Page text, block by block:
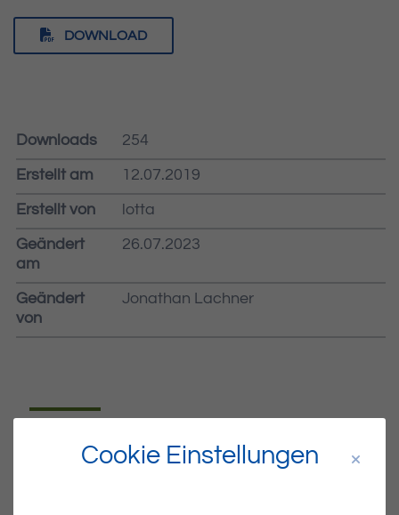
DOWNLOAD
Downloads 254
Erstellt am 12.07.2019
Erstellt von lotta
Geändert
am
26.07.2023
Geändert
von
Jonathan Lachner
Dateiname MIBLA-28-2019.PDF
Cookie Einstellungen